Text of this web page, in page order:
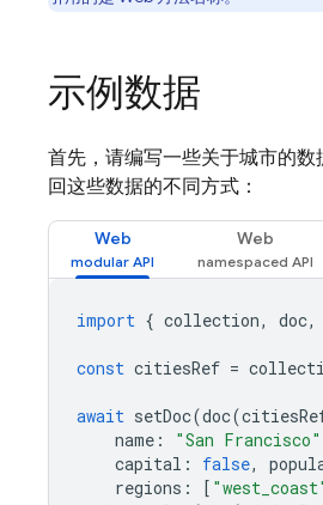
示例数据
首先，请编写一些关于城市的
回这些数据的不同方式：
Web Web
import { collection, doc,
const citiesRef =
await setDoc(doc(
name : "San Francisco"
capital : false,
regions : [